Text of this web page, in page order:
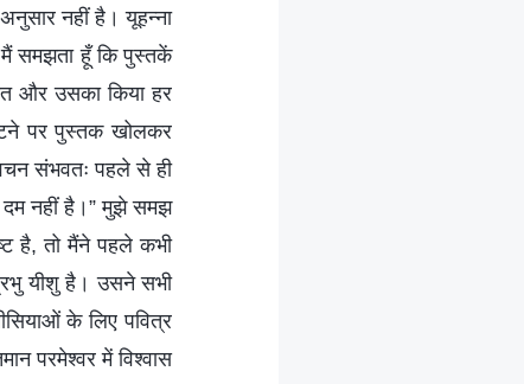
नहीं है। यूहन्ना
समझता हूँ कि पुस्तकें
और उसका किया हर
पर पुस्तक खोलकर
संभवतः पहले से ही
दम नहीं है।” मुझे समझ
है, तो मैंने पहले कभी
यीशु है। उसने सभी
के लिए पवित्र
परमेश्वर में विश्वास